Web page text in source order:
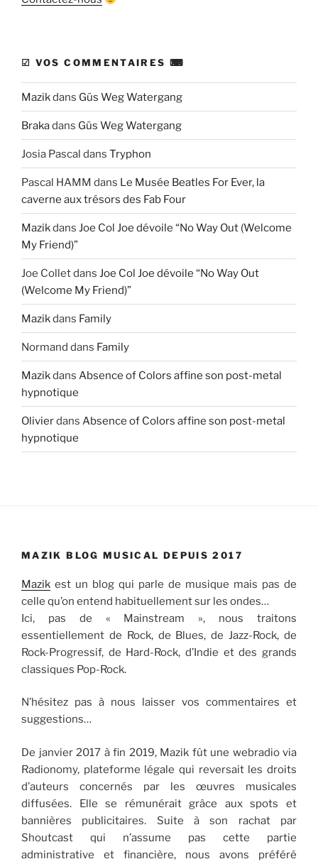
☑ VOS COMMENTAIRES ⌨
Mazikdans Güs Weg Watergang
Brakadans Güs Weg Watergang
Josia Pascal dans Tryphon
Pascal HAMM dans Le Musée Beatles For Ever, la
caverne aux trésors des Fab Four
Mazikdans Joe Col Joe dévoile “No Way Out (Welcome
My Friend)”
Joe Colletdans Joe Col Joe dévoile “No Way Out
(Welcome My Friend)”
Mazikdans Family
Normand dans Family
Mazikdans Absence of Colors affine son post-metal
hypnotique
Olivierdans Absence of Colors affine son post-metal
hypnotique
MAZIK BLOG MUSICAL DEPUIS 2017
Mazik est un blog qui parle de musique mais pas de
celle qu’on entend habituellement sur les ondes…
Ici, pas de « Mainstream », nous traitons
essentiellement de Rock, de Blues, de Jazz-Rock, de
Rock-Progressif, de Hard-Rock, d’Indie et des grands
classiques Pop-Rock.
N’hésitez pas à nous laisser vos commentaires et
suggestions…
De janvier 2017 à fin 2019, Mazik fût une webradio via
Radionomy, plateforme légale qui reversait les droits
d’auteurs concernés par les œuvres musicales
diffusées. Elle se rémunérait grâce aux spots et
bannières publicitaires. Suite à son rachat par
Shoutcast qui n’assume pas cette partie
administrative et financière, nous avons préféré